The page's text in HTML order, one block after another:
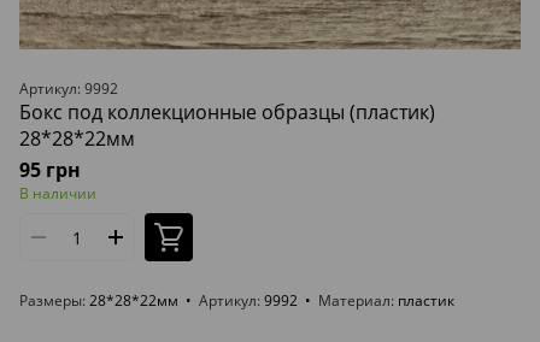
Артикул: 9992
Бокс под коллекционные образцы (пластик)
28*28*22мм
95 грн
В наличии
Размеры 28*28*22мм Артикул 9992 Материал пластик